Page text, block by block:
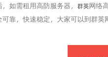
如需租用高防服务器， 群英网络
靠，快速稳定，大家可以到群英